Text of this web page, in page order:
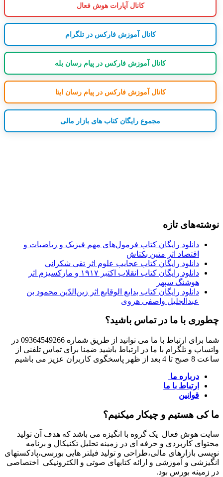
کانال آپارات هوش فعال
کانال آموزش فارکس در تلگرام
کانال آموزش فارکس در پیام رسان بله
کانال آموزش فارکس در پیام رسان ایتا
مجموع رایگان کتاب های بازار مالی
نوشته‌های تازه
دانلود رایگان کتاب فرمول‌های مهم فیزیک و ریاضیات و
اقتصاد اثر متین بکتاش
دانلود رایگان کتاب عجایب علوم اثر تقی شکرانی
دانلود رایگان کتاب انقلاب اکتبر ۱۹۱۷ و مارکسیزم اثر
هوشنگ سپهر
دانلود رایگان کتاب بدایع الوقایع اثر زین‌الدّین محمود بن
عبدالجلیل واصفی هروی
چطوری با ما در تماس باشید؟
شما برای ارتباط با ما می توانید از طریق شماره 09364549266 در
واتساپ و تلگرام با ما در ارتباط باشید ضمنا برای تماس تلفنی از
ساعت 8 صبح تا 4 بعد از ظهر پاسخگوی کاربران عزیز می باشیم
درباره ما
ارتباط با ما
قوانین
ما کی هستیم و چیکار میکنیم؟
سایت هوش فعال یک گروه با انگیزه می باشد که هدف آن تولید
محتوای کاربردی و حرفه ای در زمینه تحلیل تکنیکال و برنامه
نویسی بازارهای مالی،طراحی و تولید فیلتر هایی بورسی،پادکستهای
انگیزشی و آموزشی و ارائه کتابهای صوتی و الکترونیکی اختصاصی
در زمینه بورس بود.